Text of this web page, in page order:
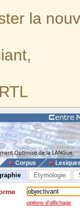
la
Corpus
Etymologie
options d'affichage